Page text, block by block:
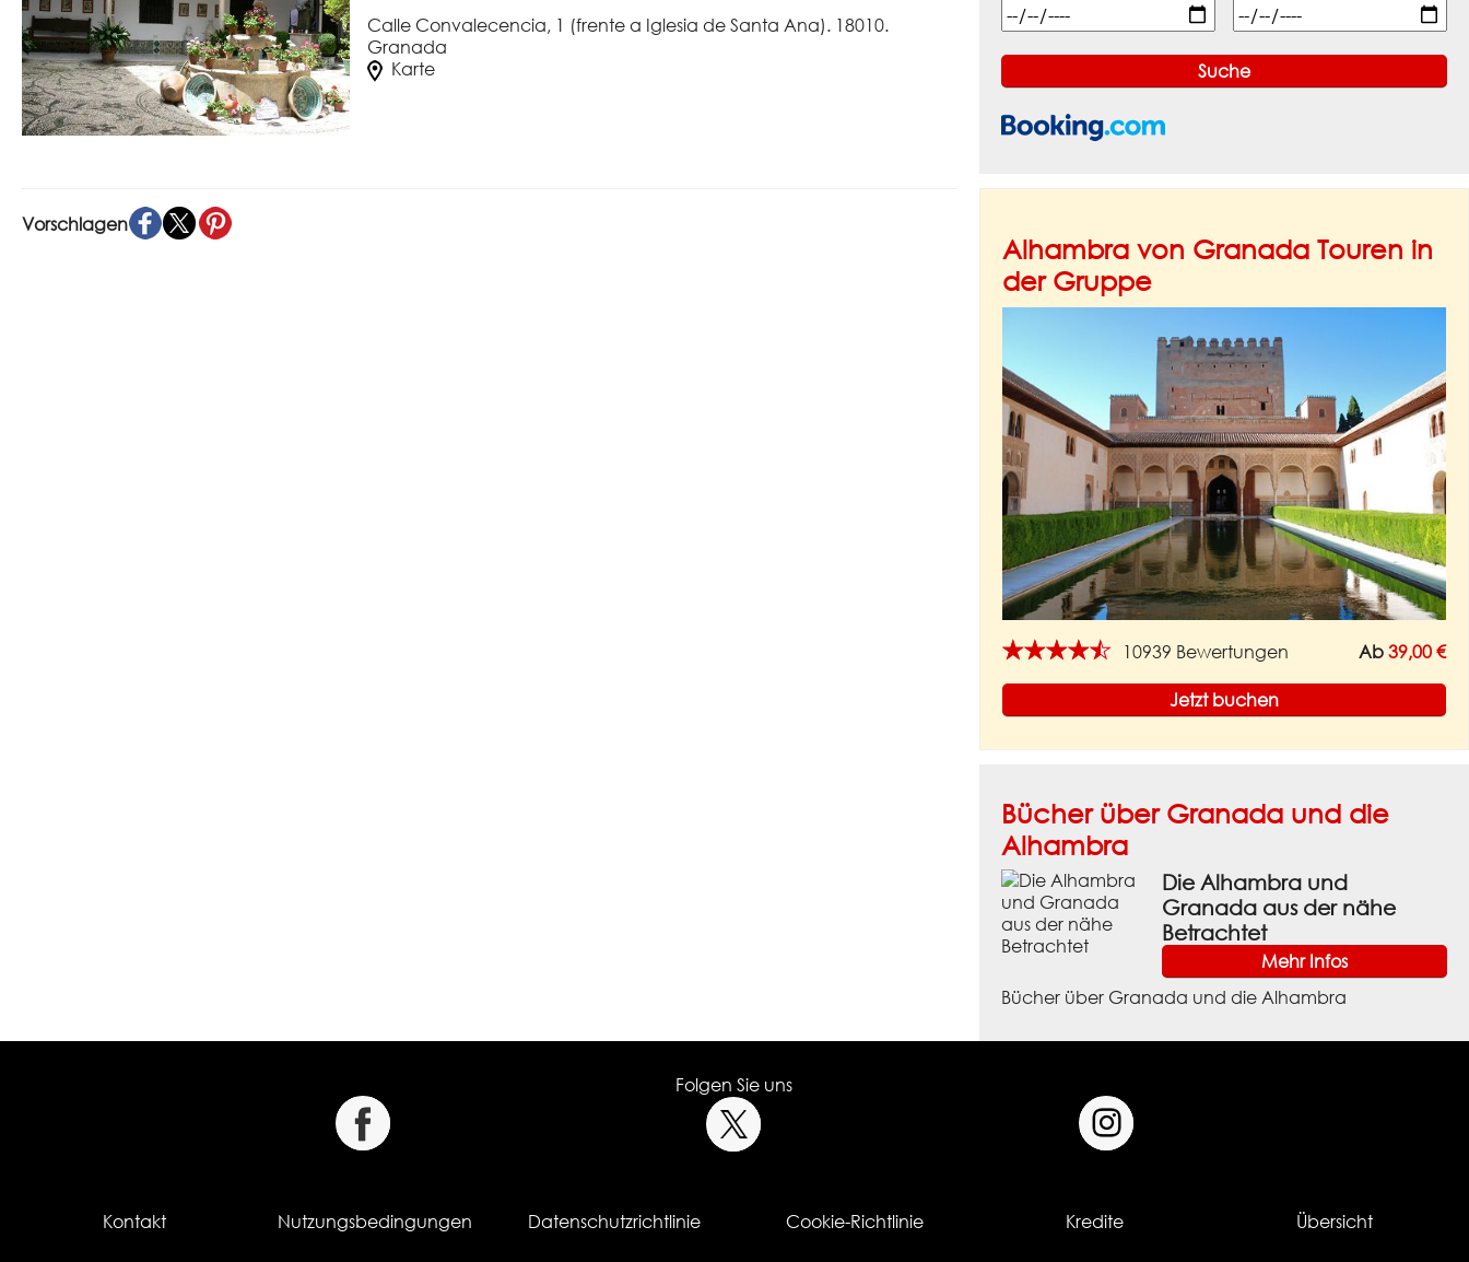
Calle Convalecencia, 1 (frente a Iglesia de Santa Ana). 18010.
Granada
Karte
Vorschlagen
Alhambra von Granada Touren in
der Gruppe
★★★★★ 10939 Bewertungen Ab 39,00 €
Jetzt buchen
Bücher über Granada und die
Alhambra
Die Alhambra und
Granada aus der nähe
Betrachtet
Mehr Infos
Bücher über Granada und die Alhambra
Folgen Sie uns
Kontakt Nutzungsbedingungen Datenschutzrichtlinie Cookie-Richtlinie Kredite Übersicht